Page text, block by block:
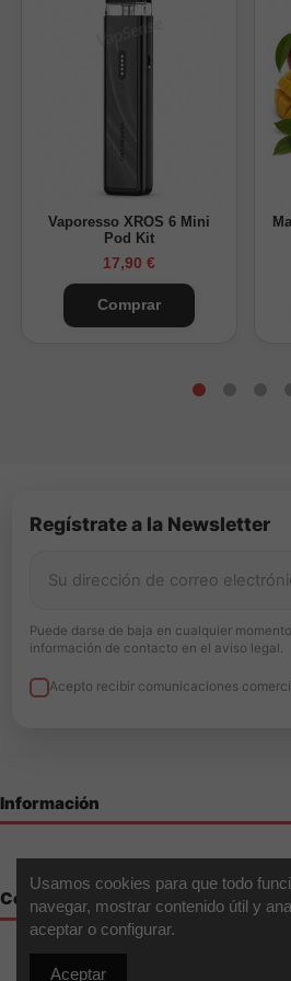
exclusivamente oral.
No,
Sí, están
Bolsas de nicotina de alta
Vaporesso XROS 6 Mini
Pod Kit
17,90 €
Comprar
Regístrate a la Newsletter
Puede darse de baja en cualquier
información de contacto en el aviso legal.
Acepto recibir comunicaciones
Información
Contáctenos
Usamos cookies para que todo
navegar, mostrar contenido útil y
aceptar o configurar.
Aceptar